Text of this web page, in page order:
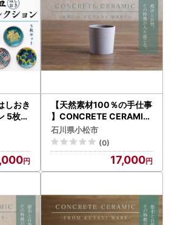
しおき
5枚セ
【天然素材100％の手仕事
】CONCRETE CERAMIC
Cup S カップ 九谷焼
石川県小松市
(0)
17,000